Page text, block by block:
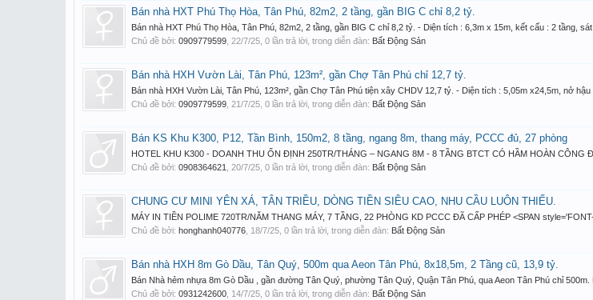
Bán nhà HXT Phú Thọ Hòa, Tân Phú, 82m2, 2 tầng, gần BIG C chỉ 8,2 tỷ.
Bán nhà HXT Phú Thọ Hòa, Tân Phú, 82m2, 2 tầng, gần BIG C chỉ 8,2 tỷ. - Diện tích : 6,3m x 15m, kết cấu : 2 tầng, sát
Chủ đề bởi: 0909779599 22/7/25 , 0 lần trả lời, trong diễn đàn: Bất Động Sản
Bán nhà HXH Vườn Lài, Tân Phú, 123m², gần Chợ Tân Phú chỉ 12,7 tỷ.
Bán nhà HXH Vườn Lài, Tân Phú, 123m², gần Chợ Tân Phú tiện xây CHDV 12,7 tỷ. - Diện tích : 5,05m x24,5m, nở hậu
Chủ đề bởi: 0909779599 21/7/25 , 0 lần trả lời, trong diễn đàn: Bất Động Sản
Bán KS Khu K300, P12, Tần Bình, 150m2, 8 tầng, ngang 8m, thang máy, PCCC đủ, 27 phòng
HOTEL KHU K300 - DOANH THU ỔN ĐỊNH 250TR/THÁNG – NGANG 8M - 8 TẦNG BTCT CÓ HẦM HOÀN CÔNG
Chủ đề bởi: 0908364621 20/7/25 , 0 lần trả lời, trong diễn đàn: Bất Động Sản
CHUNG CƯ MINI YÊN XÁ, TÂN TRIỀU, DÒNG TIỀN SIÊU CAO, NHU CẦU LUÔN THIẾU.
MÁY IN TIỀN POLIME 720TR/NĂM THANG MÁY, 7 TẦNG, 22 PHÒNG KD PCCC ĐÃ CẤP PHÉP <SPAN
Chủ đề bởi: honghanh040776 18/7/25 , 0 lần trả lời, trong diễn đàn: Bất Động Sản
Bán nhà HXH 8m Gò Dầu, Tân Quý, 500m qua Aeon Tân Phú, 8x18,5m, 2 Tầng cũ, 13,9 tỷ.
Bán Nhà hẻm nhựa 8m Gò Dầu , gần đường Tân Quý, phường Tân Quý, Quận Tân Phú, qua Aeon Tân Phú chỉ 500m.
Chủ đề bởi: 0931242600 14/7/25 , 0 lần trả lời, trong diễn đàn: Bất Động Sản